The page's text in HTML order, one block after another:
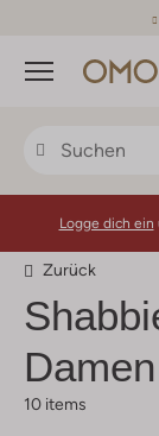
Menü
Logge dich ein
Zurück
10 items